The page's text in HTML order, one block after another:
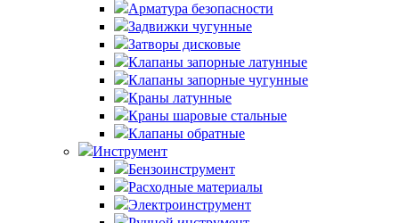
Арматура безопасности
Задвижки чугунные
Затворы дисковые
Клапаны запорные латунные
Клапаны запорные чугунные
Краны латунные
Краны шаровые стальные
Клапаны обратные
Инструмент
Бензоинструмент
Расходные материалы
Электроинструмент